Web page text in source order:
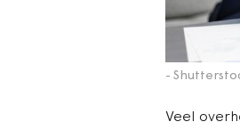
-
Veel